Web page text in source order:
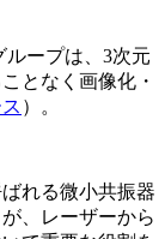
ープは、3次元
となく画像化・
）。
れる微小共振器
、レーザーから